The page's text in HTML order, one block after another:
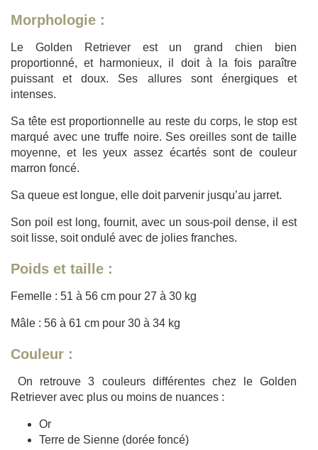
Morphologie :
Le Golden Retriever est un grand chien bien
proportionné, et harmonieux, il doit à la fois paraître
puissant et doux. Ses allures sont énergiques et
intenses.
Sa tête est proportionnelle au reste du corps, le stop est
marqué avec une truffe noire. Ses oreilles sont de taille
moyenne, et les yeux assez écartés sont de couleur
marron foncé.
Sa queue est longue, elle doit parvenir jusqu’au jarret.
Son poil est long, fournit, avec un sous-poil dense, il est
soit lisse, soit ondulé avec de jolies franches.
Poids et taille :
Femelle : 51 à 56 cm pour 27 à 30 kg
Mâle : 56 à 61 cm pour 30 à 34 kg
Couleur :
On retrouve 3 couleurs différentes chez le Golden
Retriever avec plus ou moins de nuances :
Or
Terre de Sienne (dorée foncé)